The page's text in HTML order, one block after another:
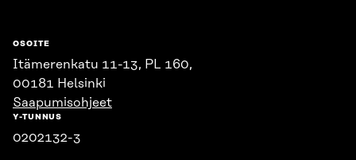
OSOITE
Itämerenkatu 11-13, PL 160,
00181 Helsinki
Saapumisohjeet
Y-TUNNUS
0202132-3